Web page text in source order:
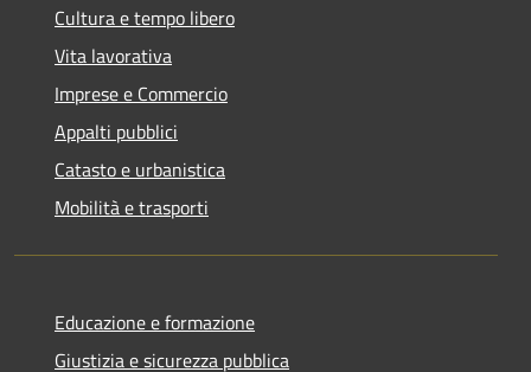
Cultura e tempo libero
Vita lavorativa
Imprese e Commercio
Appalti pubblici
Catasto e urbanistica
Mobilità e trasporti
Educazione e formazione
Giustizia e sicurezza pubblica